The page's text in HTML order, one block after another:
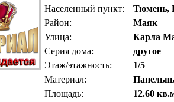
Населенный пункт:
Тюмень,
Район:
Маяк
Улица:
Карла
Серия дома:
другое
Этаж/этажность:
1/5
Материал:
Площадь:
12.60